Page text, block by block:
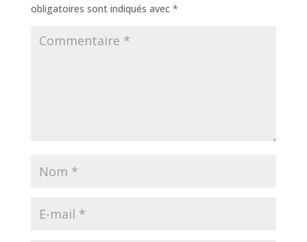
obligatoires sont indiqués avec *